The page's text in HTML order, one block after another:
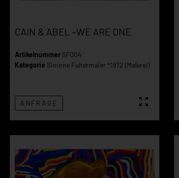
CAIN & ABEL –WE ARE ONE
Artikelnummer SF004
Kategorie Simone Faltermaier *1972 (Malerei)
ANFRAGE